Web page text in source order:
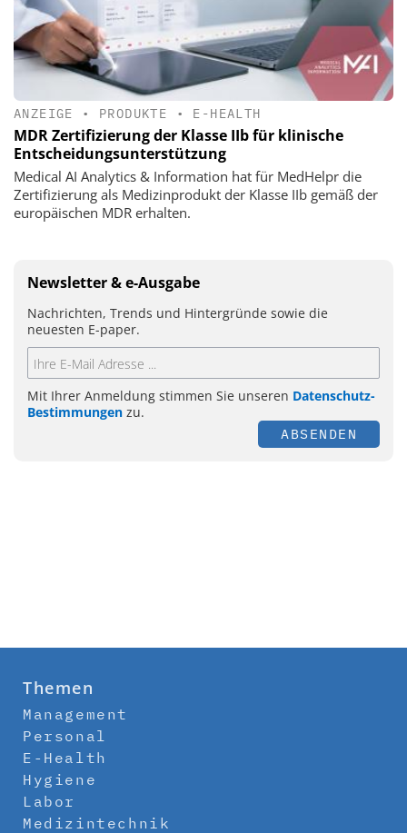
ANZEIGE • PRODUKTE • E-HEALTH
MDR Zertifizierung der Klasse IIb für klinische
Entscheidungsunterstützung
Medical AI Analytics & Information hat für MedHelpr die
Zertifizierung als Medizinprodukt der Klasse IIb gemäß der
europäischen MDR erhalten.
Newsletter & e-Ausgabe
Nachrichten, Trends und Hintergründe sowie die
neuesten E-paper.
Mit Ihrer Anmeldung stimmen Sie unseren Datenschutz-
Bestimmungen zu.
ABSENDEN
Themen
Management
Personal
E-Health
Hygiene
Labor
Medizintechnik